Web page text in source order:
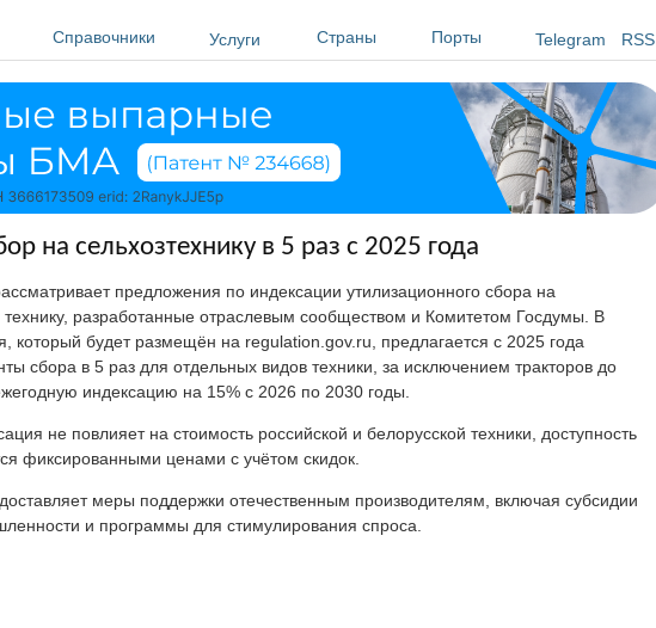
Справочники Услуги Страны Порты Telegram RSS
на сельхозтехнику в 5 раз с 2025 года
предложения по индексации утилизационного сбора на
технику, разработанные отраслевым сообществом и Комитетом Госдумы. В
который будет размещён на regulation.gov.ru, предлагается с 2025 года
сбора в 5 раз для отдельных видов техники, за исключением тракторов до
индексацию на 15% с 2026 по 2030 годы.
не повлияет на стоимость российской и белорусской техники, доступность
фиксированными ценами с учётом скидок.
меры поддержки отечественным производителям, включая субсидии
и программы для стимулирования спроса.